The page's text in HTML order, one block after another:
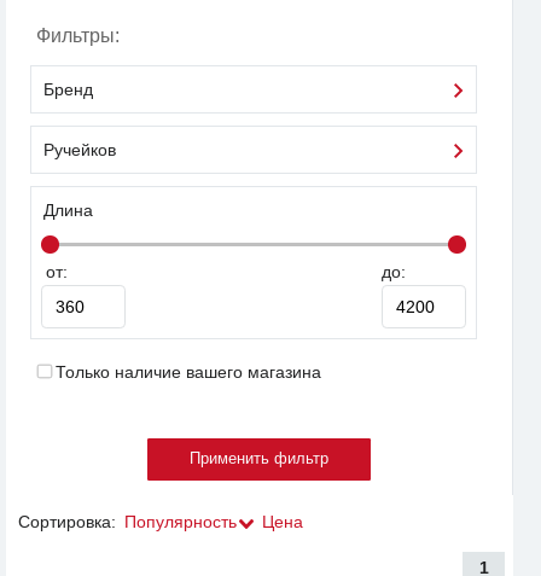
Фильтры:
Бренд
Ручейков
Длина
от: до:
Только наличие вашего магазина
Сортировка: Популярность Цена
1